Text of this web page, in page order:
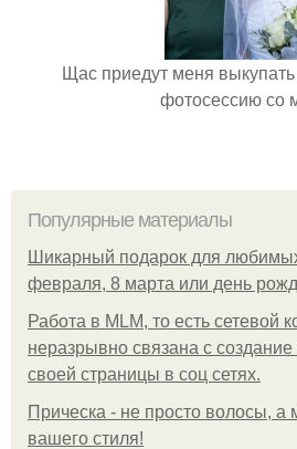
Щас приедут меня выкупать
фотосессию со
Популярные материалы
Шикарный подарок для
февраля, 8 марта или день
Работа в MLM, то есть сетевой
неразрывно связана с создание
своей страницы в соц сетях.
Прическа - не просто волосы,
вашего стиля!